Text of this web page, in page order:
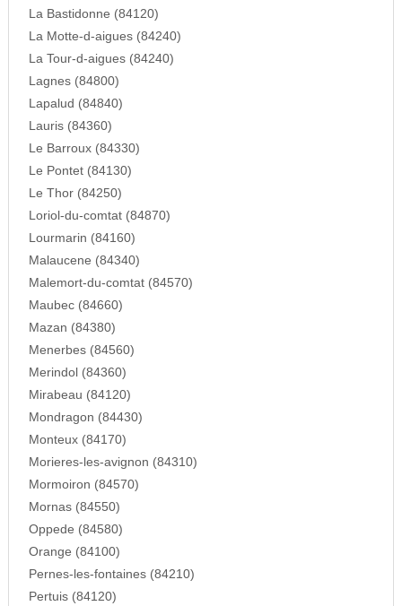
La Bastidonne (84120)
La Motte-d-aigues (84240)
La Tour-d-aigues (84240)
Lagnes (84800)
Lapalud (84840)
Lauris (84360)
Le Barroux (84330)
Le Pontet (84130)
Le Thor (84250)
Loriol-du-comtat (84870)
Lourmarin (84160)
Malaucene (84340)
Malemort-du-comtat (84570)
Maubec (84660)
Mazan (84380)
Menerbes (84560)
Merindol (84360)
Mirabeau (84120)
Mondragon (84430)
Monteux (84170)
Morieres-les-avignon (84310)
Mormoiron (84570)
Mornas (84550)
Oppede (84580)
Orange (84100)
Pernes-les-fontaines (84210)
Pertuis (84120)